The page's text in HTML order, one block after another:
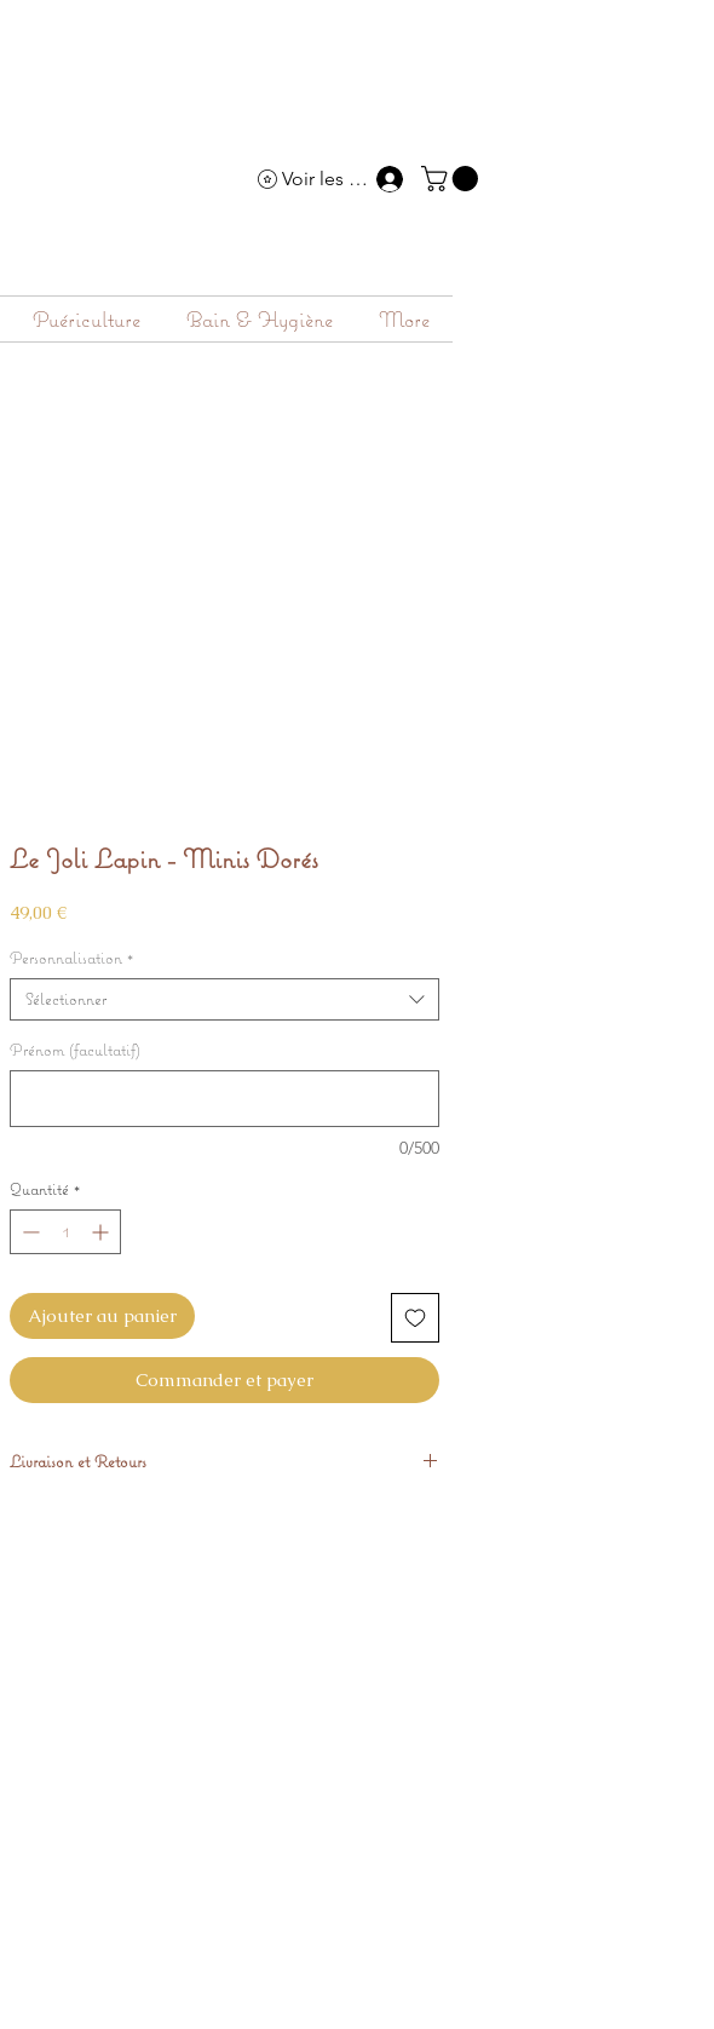
Voir les points
Puériculture Bain & Hygiène More
Le Joli Lapin - Minis Dorés
49,00 €Prix
Personnalisation *
Sélectionner
Prénom (facultatif)
0/500
Quantité *
Ajouter au panier
Commander et payer
Livraison et Retours